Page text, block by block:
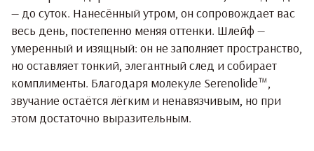
— до суток. Нанесённый утром, он сопровождает вас
весь день, постепенно меняя оттенки. Шлейф —
умеренный и изящный: он не заполняет пространство,
но оставляет тонкий, элегантный след и собирает
комплименты. Благодаря молекуле Serenolide™,
звучание остаётся лёгким и ненавязчивым, но при
этом достаточно выразительным.